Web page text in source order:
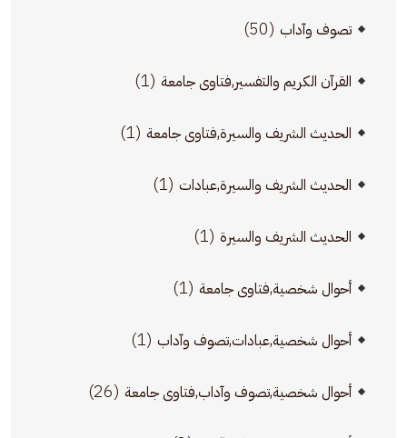
تصوف وآداب (50)
القرآن الكريم والتفسير,فتاوى جامعة (1)
الحديث الشريف والسيرة,فتاوى جامعة (1)
الحديث الشريف والسيرة,عبادات (1)
الحديث الشريف والسيرة (1)
أحوال شخصية,فتاوى جامعة (1)
أحوال شخصية,عبادات,تصوف وآداب (1)
أحوال شخصية,تصوف وآداب,فتاوى جامعة (26)